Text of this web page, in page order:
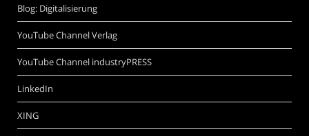
Blog: Digitalisierung
YouTube Channel Verlag
YouTube Channel industryPRESS
LinkedIn
XING